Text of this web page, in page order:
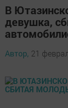
В
девушка,
Автор, 21